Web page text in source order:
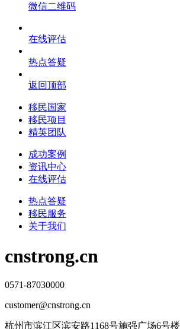
微信二维码
在线评估
热点答疑
返回顶部
移民国家
移民项目
精英团队
成功案例
资讯中心
在线评估
热点答疑
移民服务
关于我们
cnstrong.cn
0571-87030000
customer@cnstrong.cn
杭州市滨江区滨安路1168号施强广场6号楼